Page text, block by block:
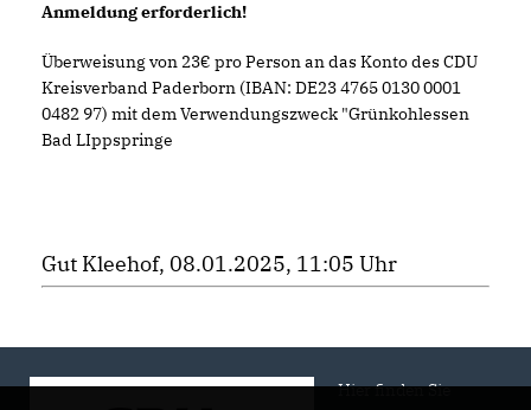
Anmeldung erforderlich!
Überweisung von 23€ pro Person an das Konto des CDU
Kreisverband Paderborn (IBAN: DE23 4765 0130 0001
0482 97) mit dem Verwendungszweck "Grünkohlessen
Bad LIppspringe
Gut Kleehof, 08.01.2025, 11:05 Uhr
Hier finden Sie